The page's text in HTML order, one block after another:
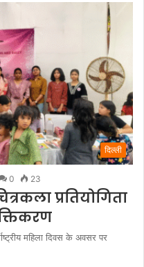
दिल्ली
0 23
प्रतियोगिता
महिला दिवस के अवसर पर